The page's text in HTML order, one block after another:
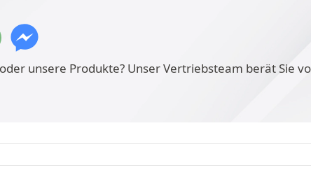
unsere Produkte? Unser Vertriebsteam berät Sie